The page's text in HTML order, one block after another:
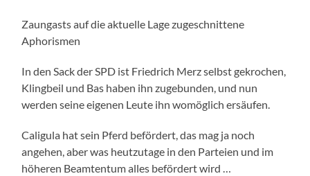
Zaungasts auf die aktuelle Lage zugeschnittene
Aphorismen
In den Sack der SPD ist Friedrich Merz selbst gekrochen,
Klingbeil und Bas haben ihn zugebunden, und nun
werden seine eigenen Leute ihn womöglich ersäufen.
Caligula hat sein Pferd befördert, das mag ja noch
angehen, aber was heutzutage in den Parteien und im
höheren Beamtentum alles befördert wird …